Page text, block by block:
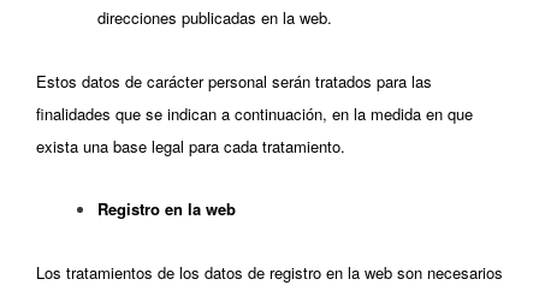
direcciones publicadas en la web.
Estos datos de carácter personal serán tratados para las
finalidades que se indican a continuación, en la medida en que
exista una base legal para cada tratamiento.
Registro en la web
Los tratamientos de los datos de registro en la web son necesarios